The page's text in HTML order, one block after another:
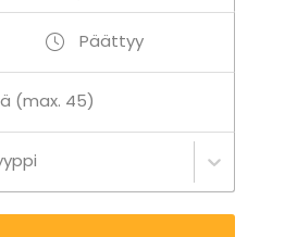
järjestää monenlaisia
Tilassa on myös
Päättyy
(max. 45)